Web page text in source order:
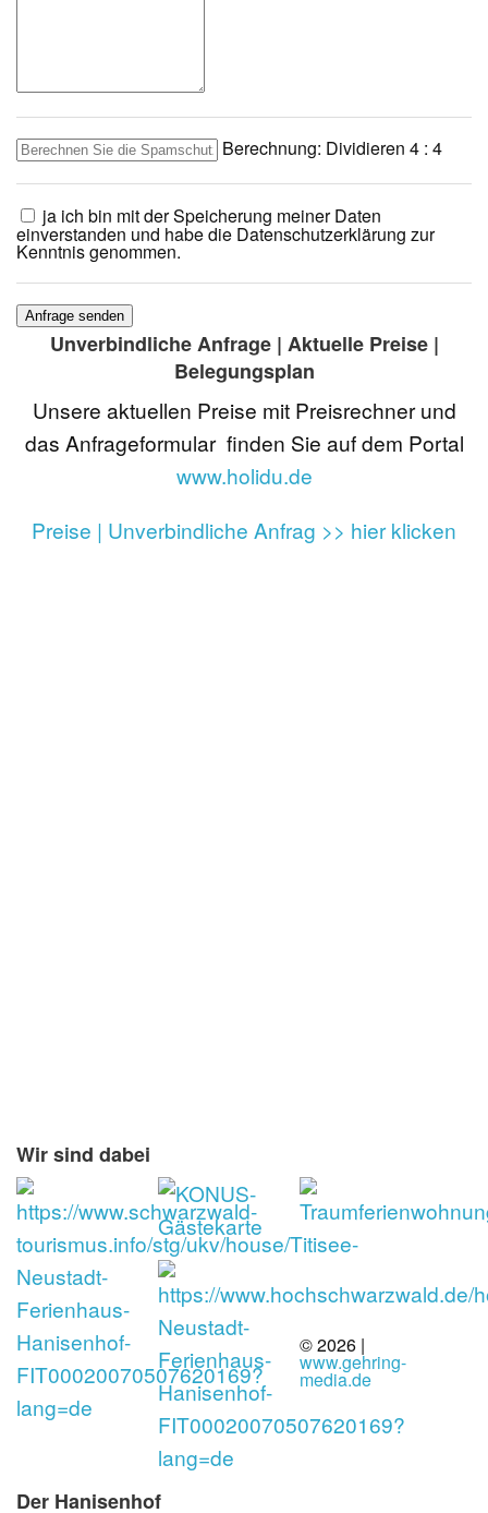
Berechnung: Dividieren 4 : 4
ja ich bin mit der Speicherung meiner Daten
einverstanden und habe die Datenschutzerklärung zur
Kenntnis genommen.
Anfrage senden
Unverbindliche Anfrage | Aktuelle Preise |
Belegungsplan
Unsere aktuellen Preise mit Preisrechner und
das Anfrageformular finden Sie auf dem Portal
www.holidu.de
Preise | Unverbindliche Anfrag >> hier klicken
Wir sind dabei
© 2026 |
www.gehring-
media.de
Der Hanisenhof